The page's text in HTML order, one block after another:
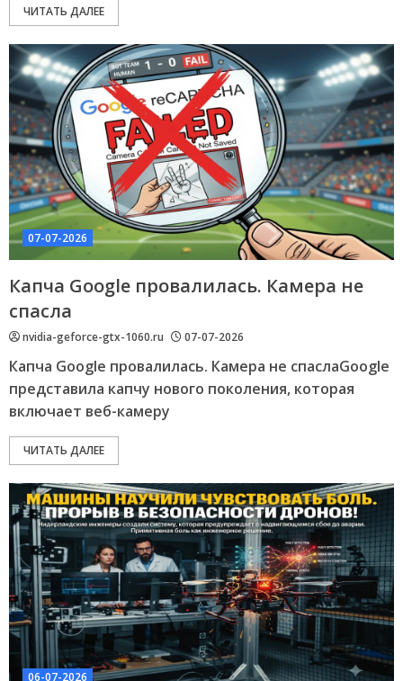
ЧИТАТЬ ДАЛЕЕ
07-07-2026
Капча Google провалилась. Камера не
спасла
nvidia-geforce-gtx-1060.ru 07-07-2026
Капча Google провалилась. Камера не спаслаGoogle
представила капчу нового поколения, которая
включает веб-камеру
ЧИТАТЬ ДАЛЕЕ
06-07-2026